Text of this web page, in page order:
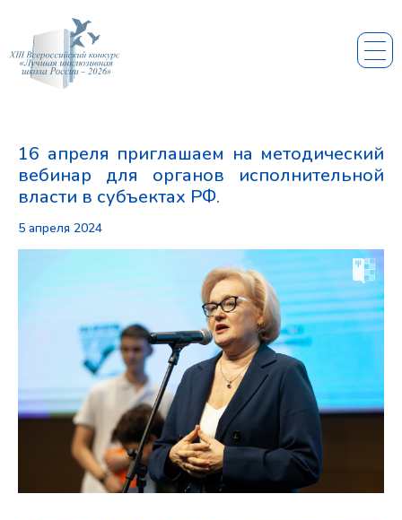
16 апреля приглашаем на методический
вебинар для органов исполнительной
власти в субъектах РФ.
5 апреля 2024